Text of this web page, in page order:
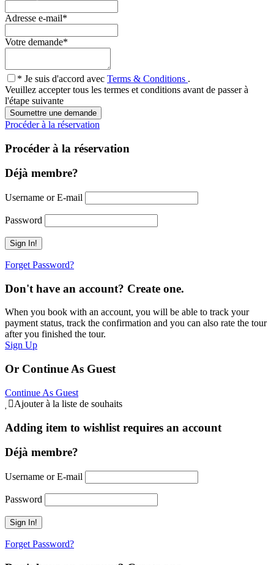
Adresse e-mail*
Votre demande*
* Je suis d'accord avec Terms & Conditions .
Veuillez accepter tous les termes et conditions avant de passer à
l'étape suivante
Procéder à la réservation
Procéder à la réservation
Déjà membre?
Username or E-mail
Password
Forget Password?
Don't have an account? Create one.
When you book with an account, you will be able to track your
payment status, track the confirmation and you can also rate the tour
after you finished the tour.
Sign Up
Or Continue As Guest
Continue As Guest
Ajouter à la liste de souhaits
Adding item to wishlist requires an account
Déjà membre?
Username or E-mail
Password
Forget Password?